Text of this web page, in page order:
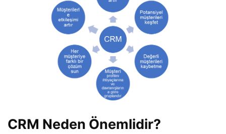
CRM Neden Önemlidir?